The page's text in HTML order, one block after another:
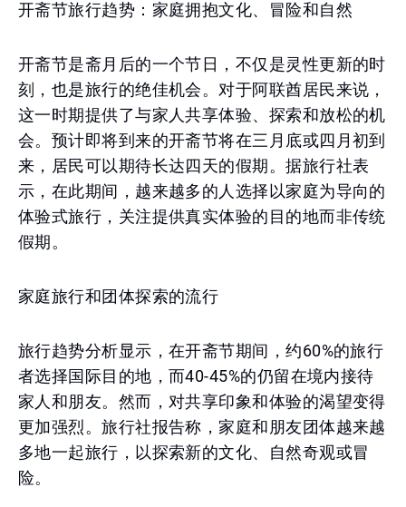
开斋节旅行趋势：家庭拥抱文化、冒险和自然
开斋节是斋月后的一个节日，不仅是灵性更新的时
刻，也是旅行的绝佳机会。对于阿联酋居民来说，
这一时期提供了与家人共享体验、探索和放松的机
会。预计即将到来的开斋节将在三月底或四月初到
来，居民可以期待长达四天的假期。据旅行社表
示，在此期间，越来越多的人选择以家庭为导向的
体验式旅行，关注提供真实体验的目的地而非传统
假期。
家庭旅行和团体探索的流行
旅行趋势分析显示，在开斋节期间，约60%的旅行
者选择国际目的地，而40-45%的仍留在境内接待
家人和朋友。然而，对共享印象和体验的渴望变得
更加强烈。旅行社报告称，家庭和朋友团体越来越
多地一起旅行，以探索新的文化、自然奇观或冒
险。